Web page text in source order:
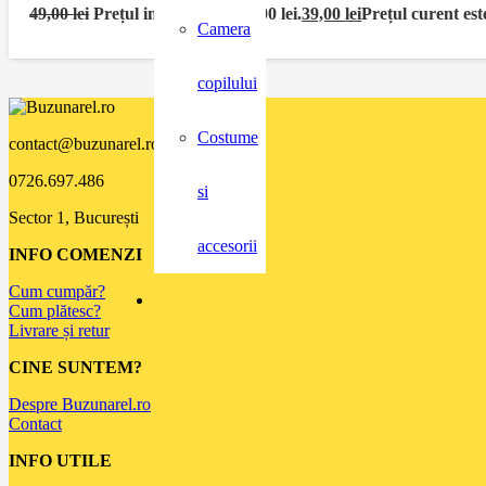
Camera
copilului
Costume
si
accesorii
49,00lei Prețul inițial a fost: 49,00 lei.39,00leiPrețul curent
contact@buzunarel.ro
0726.697.486
Sector 1, București
INFO COMENZI
Cum cumpăr?
Cum plătesc?
Livrare și retur
CINE SUNTEM?
Despre Buzunarel.ro
Contact
INFO UTILE